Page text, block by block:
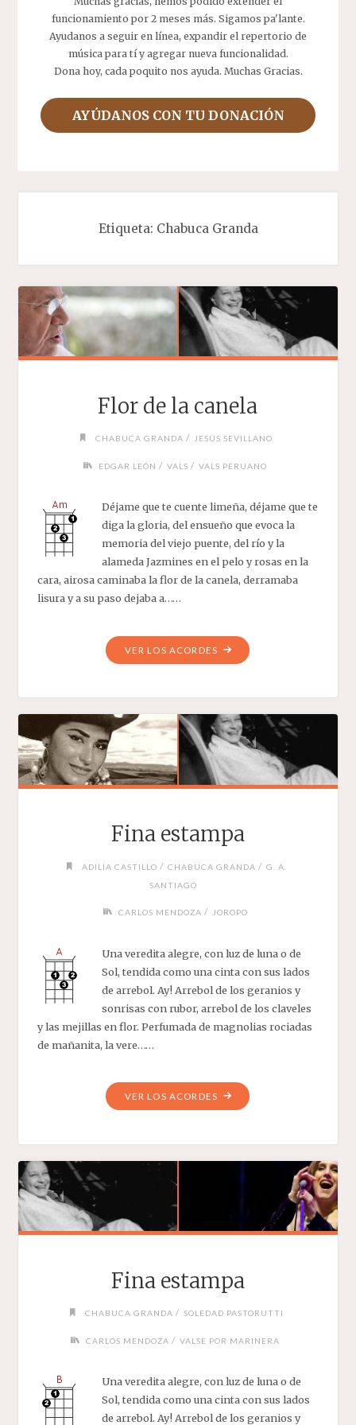
funcionamiento por 2 meses más. Sigamos pa'lante.
Ayudanos a seguir en línea, expandir el repertorio de
música para tí y agregar nueva funcionalidad.
Dona hoy, cada poquito nos ayuda. Muchas Gracias.
AYÚDANOS CON TU DONACIÓN
Etiqueta: Chabuca Granda
Flor de la canela
CHABUCA GRANDA / JESÚS SEVILLANO
EDGAR LEÓN / VALS / VALS PERUANO
Déjame que te cuente limeña, déjame que te
diga la gloria, del ensueño que evoca la
memoria del viejo puente, del río y la
alameda Jazmines en el pelo y rosas en la
cara, airosa caminaba la flor de la canela, derramaba
lisura y a su paso dejaba a……
VER LOS ACORDES"FLOR
Fina estampa
ADILIA CASTILLO / CHABUCA GRANDA / G. A.
SANTIAGO
CARLOS MENDOZA / JOROPO
Una veredita alegre, con luz de luna o de
Sol, tendida como una cinta con sus lados
de arrebol. Ay! Arrebol de los geranios y
sonrisas con rubor, arrebol de los claveles
y las mejillas en flor. Perfumada de magnolias rociadas
de mañanita, la vere……
VER LOS ACORDES"FINA
Fina estampa
CHABUCA GRANDA / SOLEDAD PASTORUTTI
CARLOS MENDOZA / VALSE POR MARINERA
Una veredita alegre, con luz de luna o de
Sol, tendida como una cinta con sus lados
de arrebol. Ay! Arrebol de los geranios y